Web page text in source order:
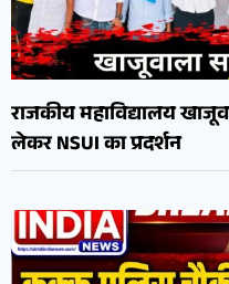
राजकीय महाविद्यालय
लेकर NSUI का प्रदर्शन